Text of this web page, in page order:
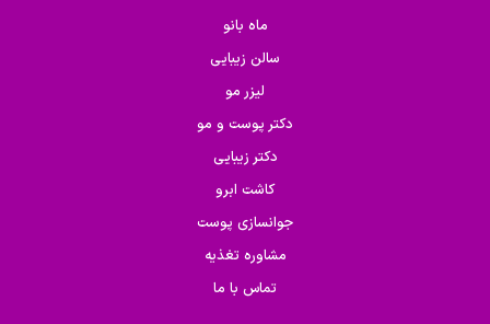
ماه بانو
سالن زیبایی
لیزر مو
دکتر پوست و مو
دکتر زیبایی
کاشت ابرو
جوانسازی پوست
مشاوره تغذیه
تماس با ما